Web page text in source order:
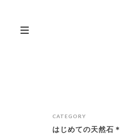
CATEGORY
はじめての天然石＊